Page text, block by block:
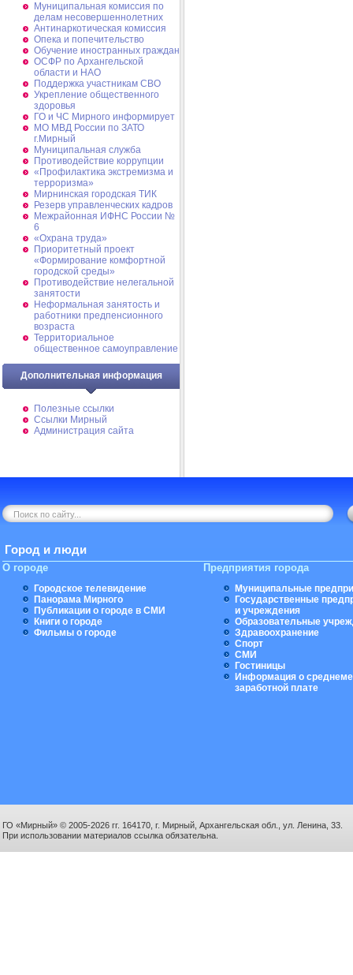
Муниципальная комиссия по
делам несовершеннолетних
Антинаркотическая комиссия
Опека и попечительство
Обучение иностранных граждан
ОСФР по Архангельской
области и НАО
Поддержка участникам СВО
Укрепление общественного
здоровья
ГО и ЧС Мирного информирует
МО МВД России по ЗАТО
г.Мирный
Муниципальная cлужба
Противодействие коррупции
«Профилактика экстремизма и
терроризма»
Мирнинская городская ТИК
Резерв управленческих кадров
Межрайонная ИФНС России №
6
«Охрана труда»
Приоритетный проект
«Формирование комфортной
городской среды»
Противодействие нелегальной
занятости
Неформальная занятость и
работники предпенсионного
возраста
Территориальное
общественное самоуправление
Дополнительная информация
Полезные ссылки
Ссылки Мирный
Администрация сайта
Город и люди
О городе
Городское телевидение
Панорама Мирного
Публикации о городе в СМИ
Книги о городе
Фильмы о городе
Предприятия города
Муниципальные
Государственные
и учреждения
Образовательные
Здравоохранение
Спорт
СМИ
Гостиницы
Информация о
заработной плате
ГО «Мирный» © 2005-2026 гг. 164170, г. Мирный, Архангельская обл., ул. Ленина, 33.
При использовании материалов ссылка обязательна.